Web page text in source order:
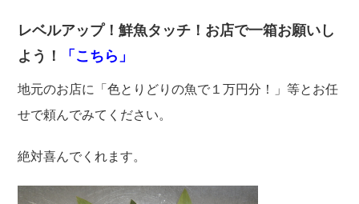
レベルアップ！鮮魚タッチ！お店で一箱お願いし
よう！
「こちら」
地元のお店に「色とりどりの魚で１万円分！」等とお任
せで頼んでみてください。
絶対喜んでくれます。